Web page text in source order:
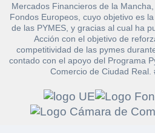
Mercados Financieros de la
Fondos Europeos, cuyo objetivo es
de las PYMES, y gracias al cual ha
Acción con el objetivo de
competitividad de las pymes
contado con el apoyo del Programa
Comercio de Ciudad Real.